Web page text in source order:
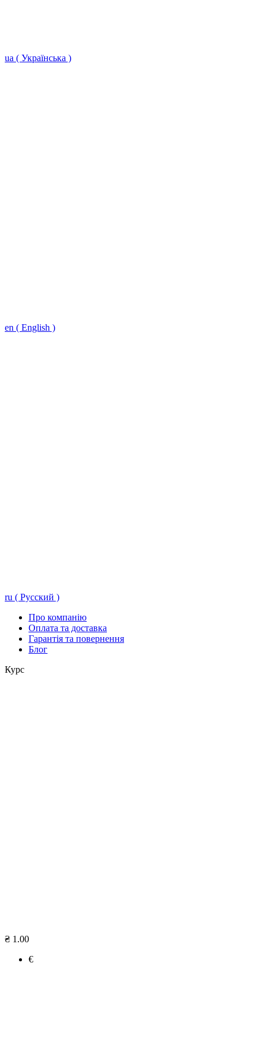
ua ( Українська )
en ( English )
ru ( Русский )
Про компанію
Оплата та доставка
Гарантія та повернення
Блог
Курс
₴ 1.00
€